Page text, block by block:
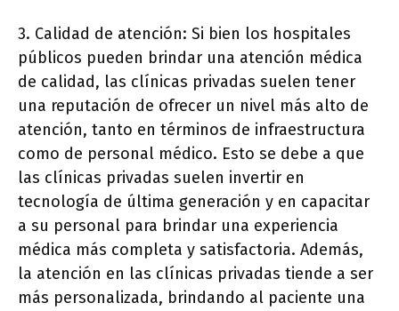
3. Calidad de atención: Si bien los hospitales
públicos pueden brindar una atención médica
de calidad, las clínicas privadas suelen tener
una reputación de ofrecer un nivel más alto de
atención, tanto en términos de infraestructura
como de personal médico. Esto se debe a que
las clínicas privadas suelen invertir en
tecnología de última generación y en capacitar
a su personal para brindar una experiencia
médica más completa y satisfactoria. Además,
la atención en las clínicas privadas tiende a ser
más personalizada, brindando al paciente una